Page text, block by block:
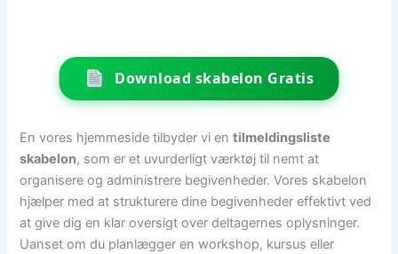
Download skabelon Gratis
En vores hjemmeside tilbyder vi entilmeldingsliste
skabelon, som er et uvurderligt værktøj til nemt at
organisere og administrere begivenheder. Vores skabelon
hjælper med at strukturere dine begivenheder effektivt ved
at give dig en klar oversigt over deltagernes oplysninger.
Uanset om du planlægger en workshop, kursus eller